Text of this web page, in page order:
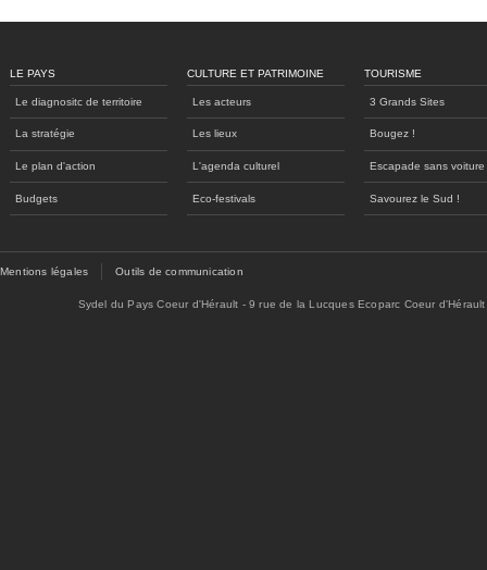
LE PAYS
Le diagnositc de territoire
La stratégie
Le plan d'action
Budgets
CULTURE ET PATRIMOINE
Les acteurs
Les lieux
L'agenda culturel
Eco-festivals
TOURISME
3 Grands Sites
Bougez !
Escapade sans voiture
Savourez le Sud !
Mentions légales Outils de communication
Sydel du Pays Coeur d'Hérault - 9 rue de la Lucques Ecoparc Coeur